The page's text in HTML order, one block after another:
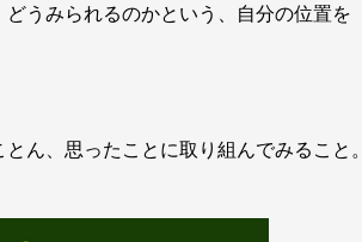
どうみられるのかという、自分の位置を
とん、思ったことに取り組んでみること。